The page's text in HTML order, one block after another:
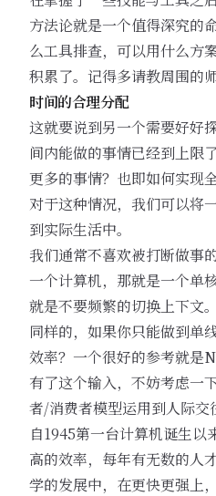
方法论就是一个值得深究的
么工具排查，可以用什么方
积累了。记得多请教周围的师
时间的合理分配
这就要说到另一个需要好好
间内能做的事情已经到上限
更多的事情？也即如何实现
对于这种情况，我们可以将
到实际生活中。
我们通常不喜欢被打断做事
一个计算机，那就是一个单
就是不要频繁的切换上下文。
同样的，如果你只能做到单
效率？一个很好的参考就是
有了这个输入，不妨考虑一
者/消费者模型运用到人际交
自1945第一台计算机诞生以
高的效率，每年有无数的人
学的发展中，在更快更强上